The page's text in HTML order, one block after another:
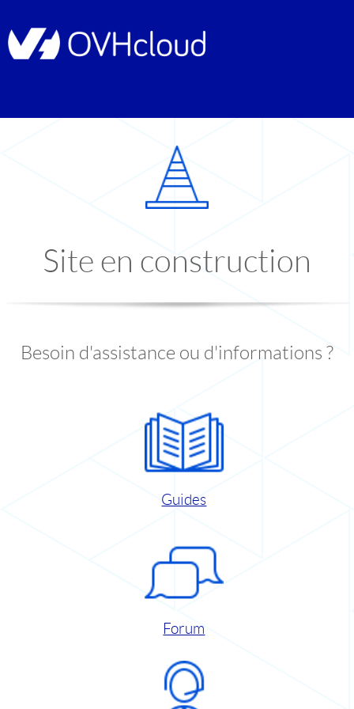
Site en construction
Besoin d'assistance ou d'informations ?
Guides
Forum